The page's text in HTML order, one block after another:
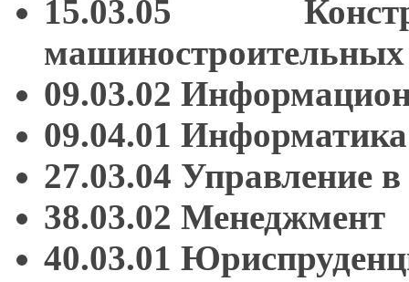
15.03.05
машиностроительных
09.03.02
09.04.01
27.03.04 Управление в
38.03.02 Менеджмент
40.03.01